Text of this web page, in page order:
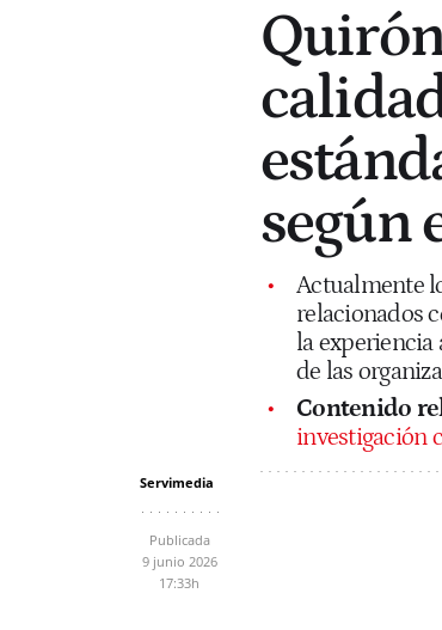
según
Actualmente
relacionados
la
de las
Contenido
investigación
Servimedia
Publicada
9 junio 2026
17:33h